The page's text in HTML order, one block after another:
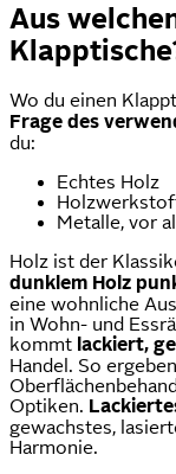
Aus
Wo du einen
Frage des
du:
Echtes Holz
Metalle, vor
Holz ist der
dunklem Holz
eine wohnliche
in Wohn- und
kommt lackiert,
Handel. So
Optiken.
gewachstes,
Harmonie.